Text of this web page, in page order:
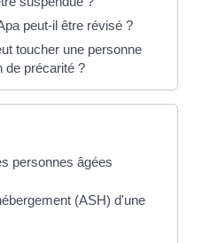
peut-il être révisé ?
toucher une personne
de précarité ?
personnes âgées
(ASH) d'une